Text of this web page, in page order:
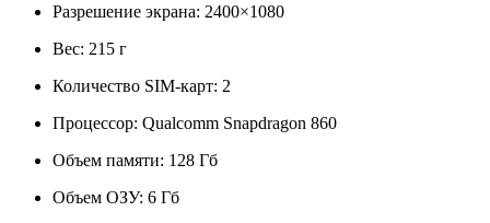
Разрешение экрана: 2400×1080
Вес: 215 г
Количество SIM-карт: 2
Процессор: Qualcomm Snapdragon 860
Объем памяти: 128 Гб
Объем ОЗУ: 6 Гб